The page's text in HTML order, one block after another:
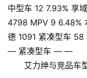
中型车 12 7.93% 享
4798 MPV 9 6.48%
德 1091 紧凑型车
— 紧凑型车 — —
艾力绅与竞品车